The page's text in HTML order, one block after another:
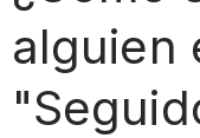
alguien